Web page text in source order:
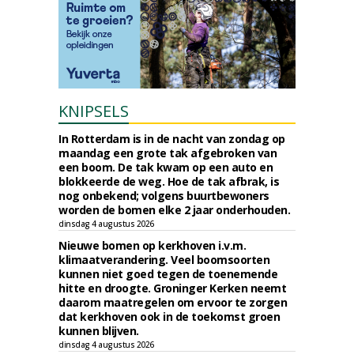
KNIPSELS
In Rotterdam is in de nacht van zondag op
maandag een grote tak afgebroken van
een boom. De tak kwam op een auto en
blokkeerde de weg. Hoe de tak afbrak, is
nog onbekend; volgens buurtbewoners
worden de bomen elke 2 jaar onderhouden.
dinsdag 4 augustus 2026
Nieuwe bomen op kerkhoven i.v.m.
klimaatverandering. Veel boomsoorten
kunnen niet goed tegen de toenemende
hitte en droogte. Groninger Kerken neemt
daarom maatregelen om ervoor te zorgen
dat kerkhoven ook in de toekomst groen
kunnen blijven.
dinsdag 4 augustus 2026